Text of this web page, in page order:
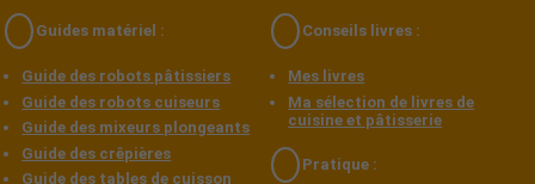
Guides matériel :
Guide des robots pâtissiers
Guide des robots cuiseurs
Guide des mixeurs plongeants
Guide des crêpières
Guide des tables de cuisson
Conseils livres :
Mes livres
Ma sélection de livres de
cuisine et pâtisserie
Pratique :